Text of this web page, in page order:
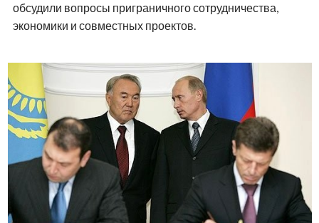
обсудили вопросы приграничного сотрудничества,
экономики и совместных проектов.